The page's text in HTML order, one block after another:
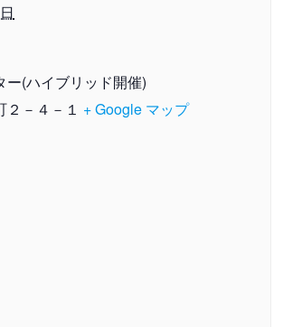
ー(ハイブリッド開催)
２－４－１ + Google マップ